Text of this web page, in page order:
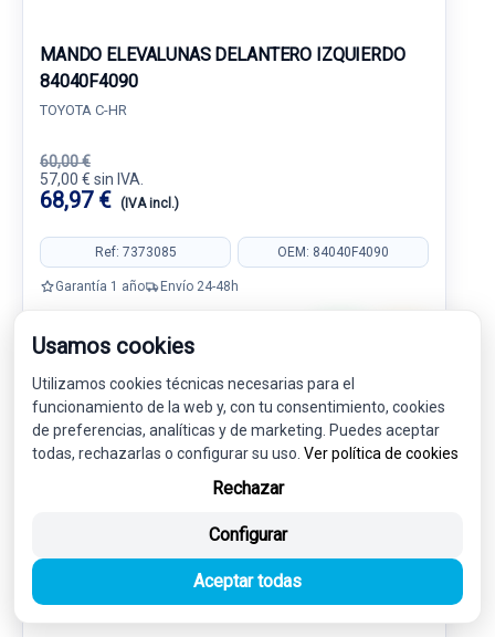
MANDO ELEVALUNAS DELANTERO IZQUIERDO
84040F4090
TOYOTA C-HR
60,00 €
57,00 € sin IVA.
68,97 € (IVA incl.)
Ref: 7373085 OEM: 84040F4090
Garantía 1 año Envío 24-48h
NOVEDAD
Usamos cookies
Utilizamos cookies técnicas necesarias para el
funcionamiento de la web y, con tu consentimiento, cookies
de preferencias, analíticas y de marketing. Puedes aceptar
todas, rechazarlas o configurar su uso. Ver política de cookies
Rechazar
Configurar
Aceptar todas